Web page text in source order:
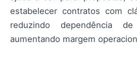
estabelecer contratos com
reduzindo dependência
aumentando margem